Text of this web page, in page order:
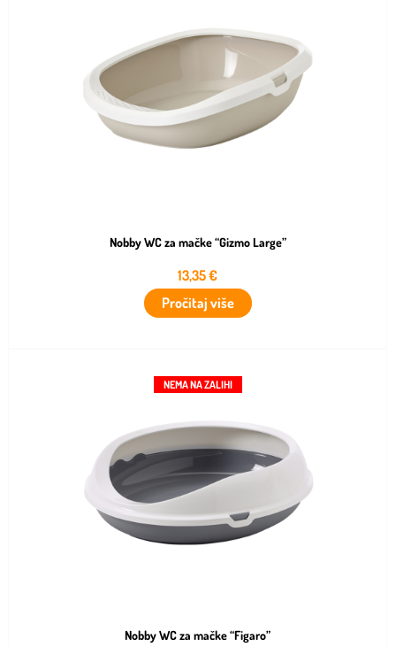
Nobby WC za mačke “Gizmo Large”
13,35€
Pročitaj više
NEMA NA ZALIHI
Nobby WC za mačke “Figaro”